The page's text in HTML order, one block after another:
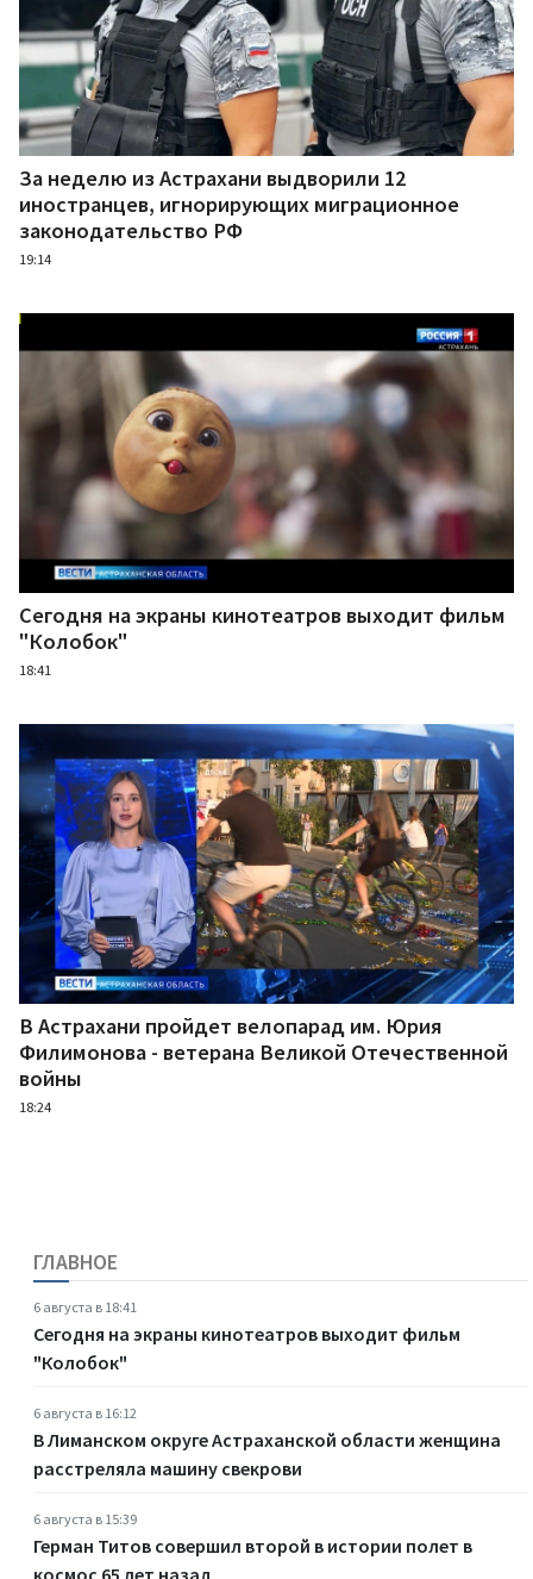
За неделю из Астрахани выдворили 12
иностранцев, игнорирующих миграционное
законодательство РФ
19:14
Сегодня на экраны кинотеатров выходит фильм
"Колобок"
18:41
В Астрахани пройдет велопарад им. Юрия
Филимонова - ветерана Великой Отечественной
войны
18:24
ГЛАВНОЕ
6 августа в 18:41
Сегодня на экраны кинотеатров выходит фильм
"Колобок"
6 августа в 16:12
В Лиманском округе Астраханской области женщина
расстреляла машину свекрови
6 августа в 15:39
Герман Титов совершил второй в истории полет в
космос 65 лет назад